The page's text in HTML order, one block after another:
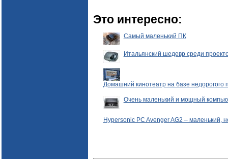
Это интересно:
Самый маленький ПК
Итальянский шедевр среди
Домашний кинотеатр на базе недорогого
Очень маленький и мощный
Hypersonic PC Avenger AG2 – маленький,